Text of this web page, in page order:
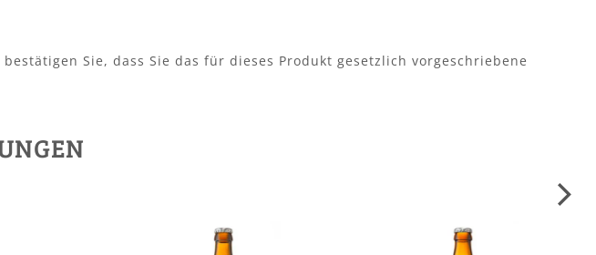
Sie, dass Sie das für dieses Produkt gesetzlich vorgeschriebene